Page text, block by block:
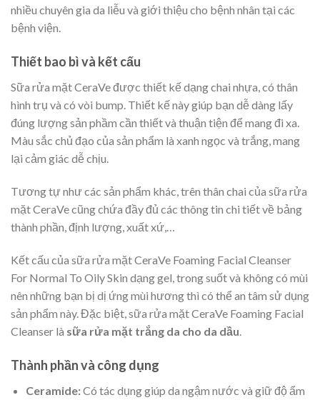
nhiều chuyên gia da liễu và giới thiệu cho bệnh nhân tại các
bệnh viện.
Thiết bao bì và kết cấu
Sữa rửa mặt CeraVeđược thiết kế dạng chai nhựa, có thân
hình trụ và có vòi bump. Thiết kế này giúp bạn dễ dàng lấy
đúng lượng sản phầm cần thiết và thuận tiện để mang đi xa.
Màu sắc chủ đạo của sản phẩm là xanh ngọc và trắng, mang
lại cảm giác dễ chịu.
Tương tự như các sản phẩm khác, trên thân chai của sữa rửa
mặt CeraVe cũng chứa đầy đủ các thông tin chi tiết về bảng
thành phần, định lượng, xuất xứ,…
Kết cấu của sữa rửa mặt CeraVe Foaming Facial Cleanser
For Normal To Oily Skin dạng gel, trong suốt và không có mùi
nên những bạn bị dị ứng mùi hương thì có thể an tâm sử dụng
sản phẩm này. Đặc biệt, sữa rửa mặt CeraVe Foaming Facial
Cleanser là sữa rửa mặt trắng da cho da dầu.
Thành phần và công dụng
Ceramide:Có tác dụng giúp da ngậm nước và giữ độ ẩm